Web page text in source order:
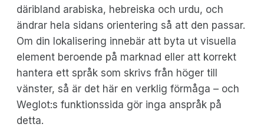
däribland arabiska, hebreiska och urdu, och
ändrar hela sidans orientering så att den passar.
Om din lokalisering innebär att byta ut visuella
element beroende på marknad eller att korrekt
hantera ett språk som skrivs från höger till
vänster, så är det här en verklig förmåga – och
Weglot:s funktionssida gör inga anspråk på
detta.